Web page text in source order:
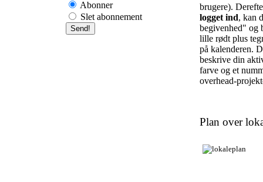
Abonner
Slet abonnement
brugere).
logget ind, kan
begivenhed" og
lille rødt plus
på kalenderen.
beskrive din
farve og et
overhead-
Plan over